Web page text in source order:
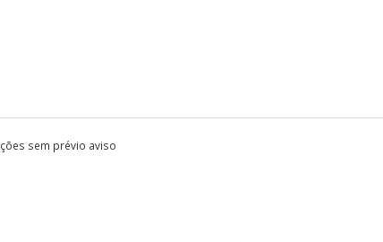
sem prévio aviso